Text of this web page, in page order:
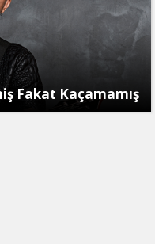
Fakat Kaçamamış